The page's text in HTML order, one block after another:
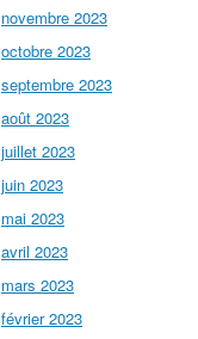
novembre 2023
octobre 2023
septembre 2023
août 2023
juillet 2023
juin 2023
mai 2023
avril 2023
mars 2023
février 2023